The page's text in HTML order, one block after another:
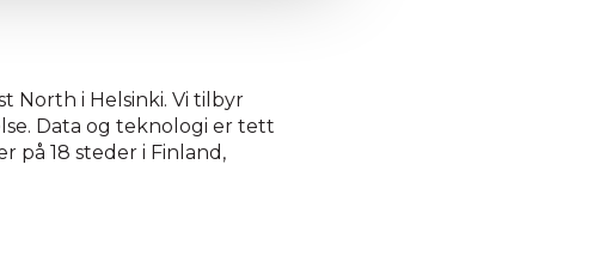
North i Helsinki. Vi tilbyr
Data og teknologi er tett
på 18 steder i Finland,